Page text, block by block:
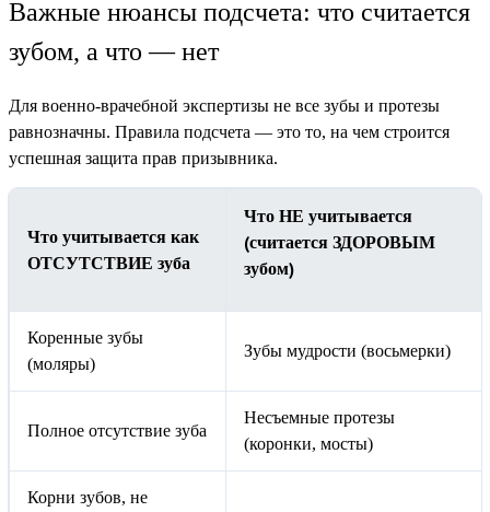
Важные нюансы подсчета: что считается
зубом, а что — нет
Для военно-врачебной экспертизы не все зубы и протезы
равнозначны. Правила подсчета — это то, на чем строится
успешная защита прав призывника.
Что учитывается как
ОТСУТСТВИЕ зуба
Что НЕ учитывается
(считается ЗДОРОВЫМ
зубом)
Коренные зубы
(моляры)
Зубы мудрости (восьмерки)
Полное отсутствие зуба
Несъемные протезы
(коронки, мосты)
Корни зубов, не